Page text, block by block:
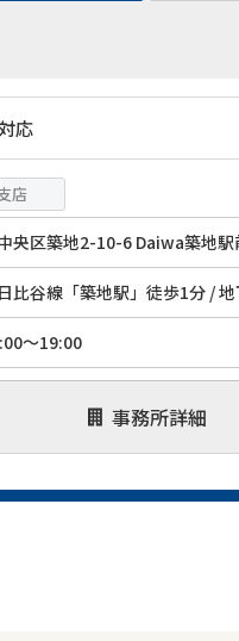
店
央区築地2-10-6 Daiwa築地駅
比谷線「築地駅」徒歩1分 /
～19:00
事務所詳細
応